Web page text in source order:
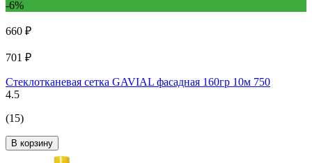
-6%
660 ₽
701 ₽
Стеклотканевая сетка GAVIAL фасадная 160гр 10м 750
4.5
(15)
В корзину